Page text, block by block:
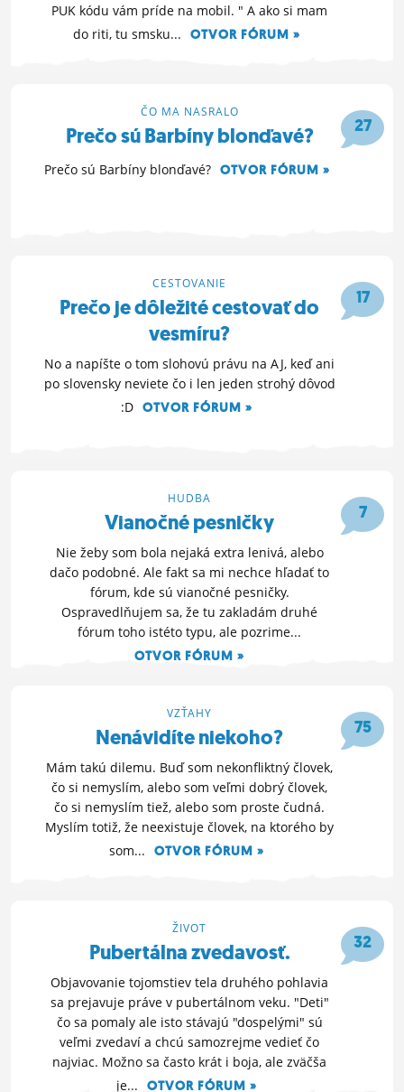
PUK kódu vám príde na mobil. " A ako si mam
do riti, tu smsku...
OTVOR FÓRUM »
27
ČO MA NASRALO
Prečo sú Barbíny blonďavé?
Prečo sú Barbíny blonďavé? OTVOR FÓRUM »
17
CESTOVANIE
Prečo je dôležité cestovať do
vesmíru?
No a napíšte o tom slohovú právu na AJ, keď ani
po slovensky neviete čo i len jeden strohý dôvod
:D OTVOR FÓRUM »
7
HUDBA
Vianočné pesničky
Nie žeby som bola nejaká extra lenivá, alebo
dačo podobné. Ale fakt sa mi nechce hľadať to
fórum, kde sú vianočné pesničky.
Ospravedlňujem sa, že tu zakladám druhé
fórum toho istéto typu, ale pozrime...
OTVOR FÓRUM »
75
VZŤAHY
Nenávidíte niekoho?
Mám takú dilemu. Buď som nekonfliktný človek,
čo si nemyslím, alebo som veľmi dobrý človek,
čo si nemyslím tiež, alebo som proste čudná.
Myslím totiž, že neexistuje človek, na ktorého by
som...
OTVOR FÓRUM »
32
ŽIVOT
Pubertálna zvedavosť.
Objavovanie tojomstiev tela druhého pohlavia
sa prejavuje práve v pubertálnom veku. "Deti"
čo sa pomaly ale isto stávajú "dospelými" sú
veľmi zvedaví a chcú samozrejme vedieť čo
najviac. Možno sa často krát i boja, ale zväčša
je...
OTVOR FÓRUM »